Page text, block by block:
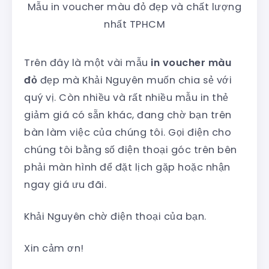
Mẫu in voucher màu đỏ đẹp và chất lượng
nhất TPHCM
Trên đây là một vài mẫu in voucher màu
đỏ đẹp mà Khải Nguyên muốn chia sẻ với
quý vị. Còn nhiều và rất nhiều mẫu in thẻ
giảm giá có sẵn khác, đang chờ bạn trên
bàn làm việc của chúng tôi. Gọi điện cho
chúng tôi bằng số điện thoại góc trên bên
phải màn hình để đặt lịch gặp hoặc nhận
ngay giá ưu đãi.
Khải Nguyên chờ điện thoại của bạn.
Xin cảm ơn!